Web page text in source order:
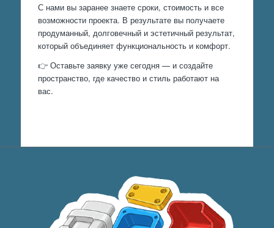
С нами вы заранее знаете сроки, стоимость и все
возможности проекта. В результате вы получаете
продуманный, долговечный и эстетичный результат,
который объединяет функциональность и комфорт.
👉 Оставьте заявку уже сегодня — и создайте
пространство, где качество и стиль работают на
вас.